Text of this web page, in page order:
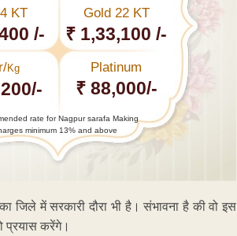
KT
/-
Gold 22 KT
₹ 1,33,100 /-
Kg Platinum
₹ 88,000/-
rate for Nagpur sarafa Making
minimum 13% and above
जिले में सरकारी दौरा भी है। संभावना है की वो इस
प्रयास करेंगे।